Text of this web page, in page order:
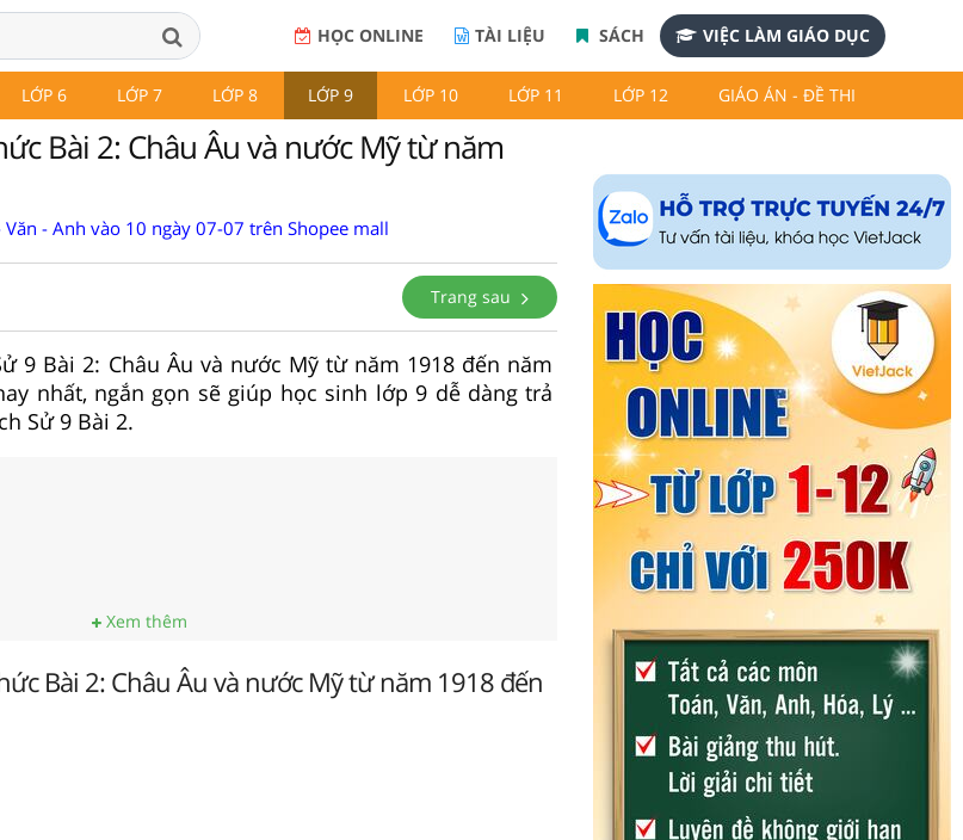
HỌC ONLINE TÀI LIỆU SÁCH VIỆC LÀM GIÁO DỤC
LỚP 6 LỚP 7 LỚP 8 LỚP 9 LỚP 10 LỚP 11 LỚP 12 GIÁO ÁN - ĐỀ THI
Bài 2: Châu Âu và nước Mỹ từ năm
Văn - Anh vào 10 ngày 07-07 trên Shopee mall
Trang sau
9 Bài 2: Châu Âu và nước Mỹ từ năm 1918 đến năm
nhất, ngắn gọn sẽ giúp học sinh lớp 9 dễ dàng trả
Sử 9 Bài 2.
Xem thêm
Bài 2: Châu Âu và nước Mỹ từ năm 1918 đến